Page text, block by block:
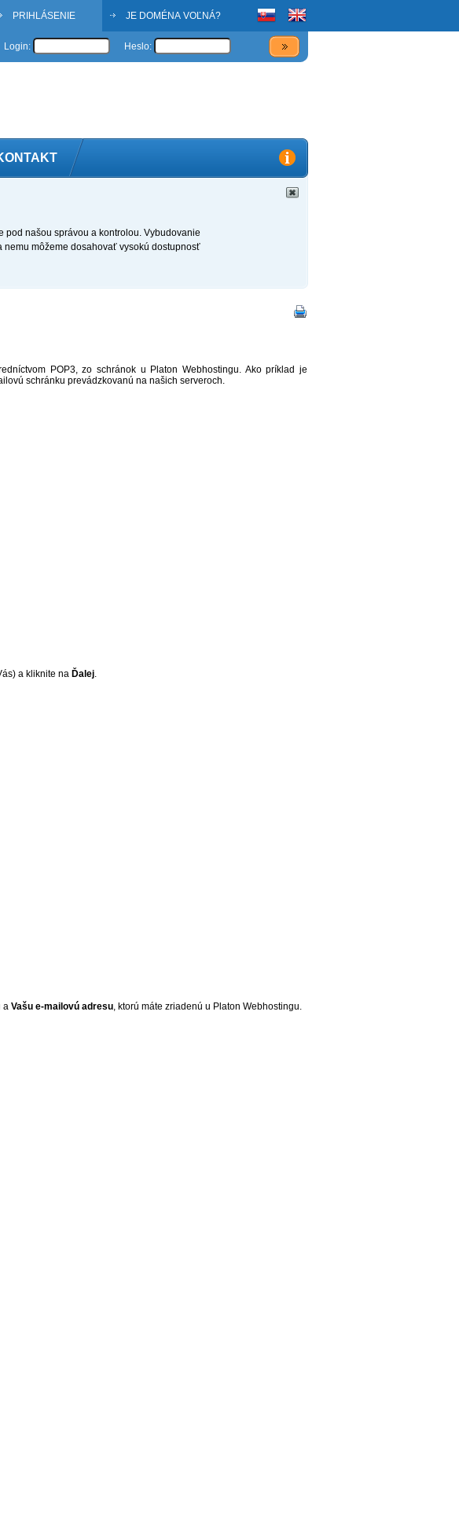
PRIHLÁSENIE JE DOMÉNA VOĽNÁ?
Login: Heslo:
pod našou správou a kontrolou. Vybudovanie
nemu môžeme dosahovať vysokú dostupnosť
POP3, zo schránok u Platon Webhostingu. Ako príklad je
schránku prevádzkovanú na našich serveroch.
a kliknite na Ďalej.
a Vašu e-mailovú adresu, ktorú máte zriadenú u Platon Webhostingu.